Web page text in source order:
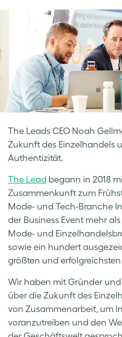
The Leads CEO Noah
Zukunft des Einzelhandels
Authentizität.
FacebookLinkedIn
The Lead begann in 2018
Zusammenkunft zum
Mode- und Tech-Branche
der Business Event mehr
Mode- und
sowie ein hundert
größten und erfolgreichsten
Wir haben mit Gründer
über die Zukunft des
von Zusammenarbeit, um
voranzutreiben und den